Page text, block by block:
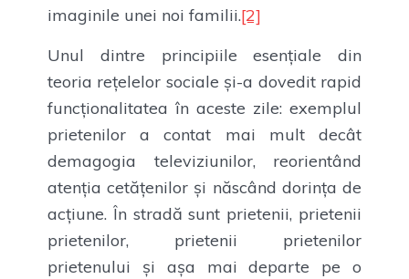
imaginile unei noi familii.[2]
Unul dintre principiile esențiale din
teoria rețelelor sociale și-a dovedit rapid
funcționalitatea în aceste zile: exemplul
prietenilor a contat mai mult decât
demagogia televiziunilor, reorientând
atenția cetățenilor și născând dorința de
acțiune. În stradă sunt prietenii, prietenii
prietenilor, prietenii prietenilor
prietenului și așa mai departe pe o